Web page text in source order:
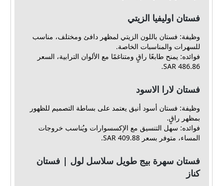
فستان اوليفيا الزيتي
وظيفة: فستان باللون الزيتي لمظهر دافئ ومختلف، مناسب
للسهرات والمناسبات الخاصة.
فوائده: يمنح طابعًا راقٍ ومتناغمًا مع الألوان الترابية، السعر
486.86 SAR.
فستان لارا الاسود
وظيفة: فستان أسود أنيق يعتمد على بساطة التصميم للظهور
بمظهر راقٍ.
فوائده: سهل التنسيق مع الإكسسوارات ويُناسب خروجات
المساء، متوفر بسعر 409.88 SAR.
فستان سهرة بيج طويل سلاسل لول | فستان
كناز